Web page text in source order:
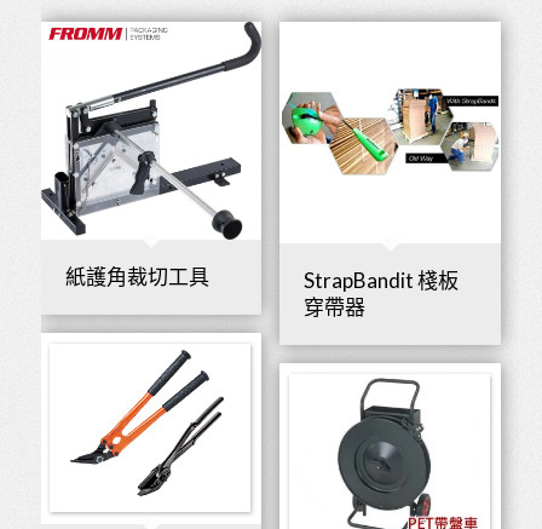
紙護角裁切工具
StrapBandit 棧板
穿帶器